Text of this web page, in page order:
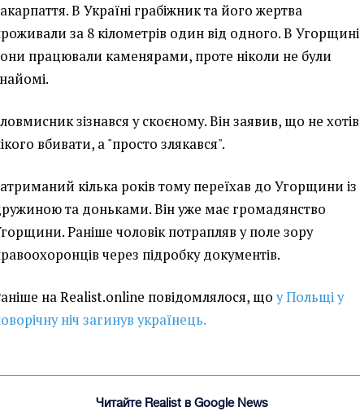
В Україні грабіжник та його жертва
за 8 кілометрів один від одного. В Угорщині
працювали каменярами, проте ніколи не були
зізнався у скоєному. Він заявив, що не хотів
вбивати, а "просто злякався".
кілька років тому переїхав до Угорщини із
та доньками. Він уже має громадянство
Раніше чоловік потрапляв у поле зору
через підробку документів.
на Realist.online повідомлялося, щоу Польщі у
ніч загинув українець.
Читайте Realist в Google News